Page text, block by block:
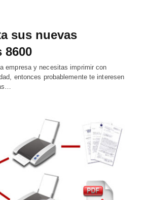
sus nuevas
8600
empresa y necesitas imprimir con
entonces probablemente te interesen